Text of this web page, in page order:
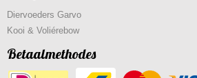
Diervoeders Garvo
Kooi & Voliérebow
Betaalmethodes